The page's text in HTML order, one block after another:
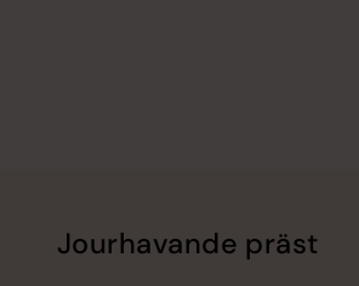
Jourhavande präst